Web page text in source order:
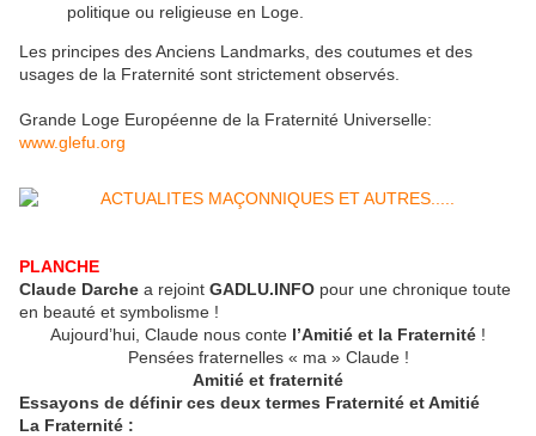
politique ou religieuse en Loge.
Les principes des Anciens Landmarks, des coutumes et des
usages de la Fraternité sont strictement observés.
Grande Loge Européenne de la Fraternité Universelle:
www.glefu.org
PLANCHE
Claude Darche a rejoint GADLU.INFO pour une chronique toute
en beauté et symbolisme !
Aujourd’hui, Claude nous conte l’Amitié et la Fraternité !
Pensées fraternelles « ma » Claude !
Amitié et fraternité
Essayons de définir ces deux termes Fraternité et Amitié
La Fraternité :